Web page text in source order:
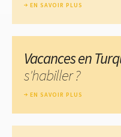
EN SAVOIR PLUS
Vacances en
s'habiller ?
EN SAVOIR PLUS